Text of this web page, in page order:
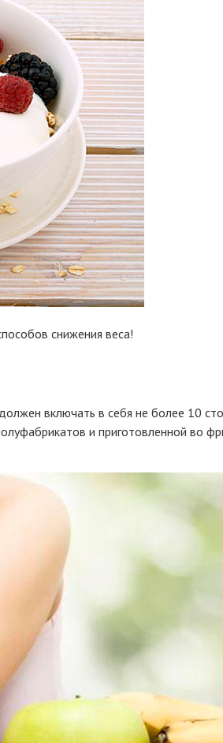
снижения веса!
включать в себя не более 10
и приготовленной во